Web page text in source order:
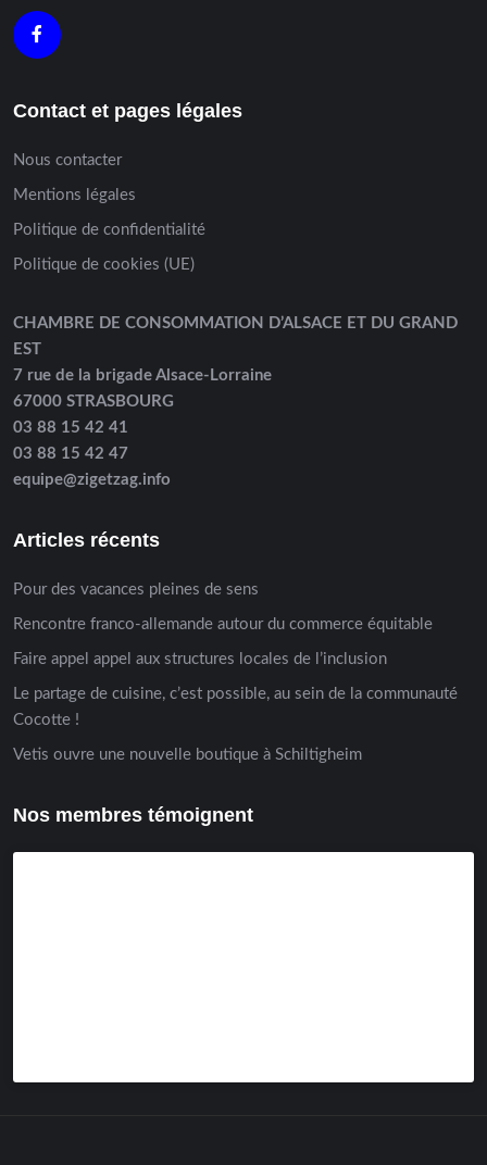
Contact et pages légales
Nous contacter
Mentions légales
Politique de confidentialité
Politique de cookies (UE)
CHAMBRE DE CONSOMMATION D’ALSACE ET DU GRAND
EST
7 rue de la brigade Alsace-Lorraine
67000 STRASBOURG
03 88 15 42 41
03 88 15 42 47
equipe@zigetzag.info
Articles récents
Pour des vacances pleines de sens
Rencontre franco-allemande autour du commerce équitable
Faire appel appel aux structures locales de l’inclusion
Le partage de cuisine, c’est possible, au sein de la communauté
Cocotte !
Vetis ouvre une nouvelle boutique à Schiltigheim
Nos membres témoignent